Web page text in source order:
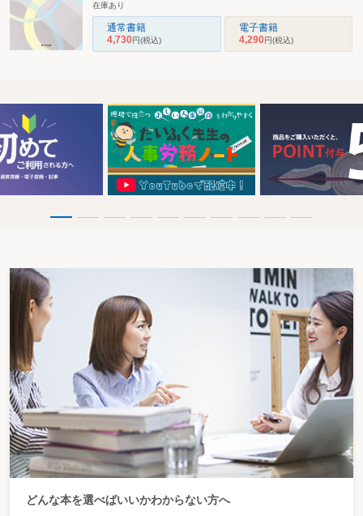
在庫あり
通常書籍
4,730円(税込)
電子書籍
4,290円(税込)
どんな本を選べばいいかわからない方へ